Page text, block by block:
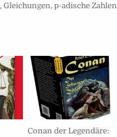
,Gleichungen,p-adische Zahlen
Conan der Legendäre: